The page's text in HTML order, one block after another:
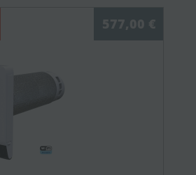
577,00 €